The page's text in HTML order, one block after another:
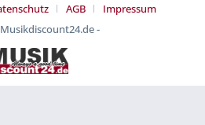
AGB
Impressum
-